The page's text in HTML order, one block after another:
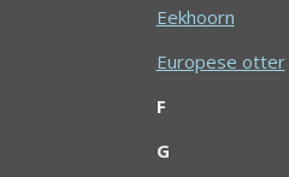
Eekhoorn
Europese otter
F
G